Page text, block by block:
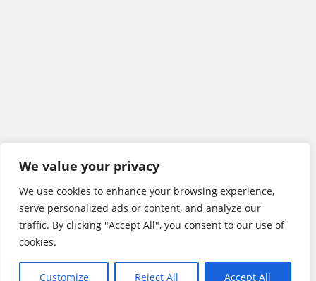
We value your privacy
We use cookies to enhance your browsing experience,
serve personalized ads or content, and analyze our
traffic. By clicking "Accept All", you consent to our use of
cookies.
Customize Reject All Accept All